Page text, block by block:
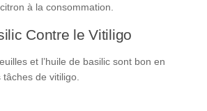
à la consommation.
Contre le Vitiligo
et l’huile de basilic sont bon en
de vitiligo.